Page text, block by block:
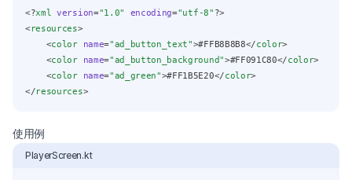
<?xml version="1.0" encoding="utf-8" ?>
<resources>
    <
color name="ad_button_text">#FFB8B8B8</color>
    <
color name="ad_button_background">#FF091C80</color>
    <
color name="ad_green">#FF1B5E20</color>
</resources>
使用例
PlayerScreen.kt